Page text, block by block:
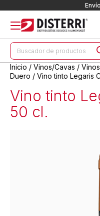
Búsqueda
de
productos
Inicio / Vinos/Cavas /
Duero / Vino tinto Legaris
Vino tinto
50 cl.